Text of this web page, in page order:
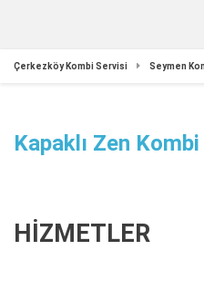
Çerkezköy Kombi Servisi Seymen
Kapaklı Zen
HİZMETLER